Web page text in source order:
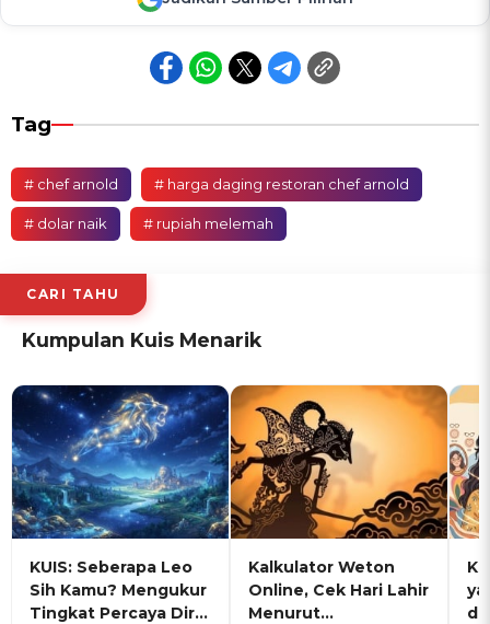
Tag
# chef arnold # harga daging restoran chef arnold
# dolar naik # rupiah melemah
CARI TAHU
Kumpulan Kuis Menarik
KUIS: Seberapa Leo
Sih Kamu? Mengukur
Tingkat Percaya Diri
Kalkulator Weton
Online, Cek Hari Lahir
Menurut